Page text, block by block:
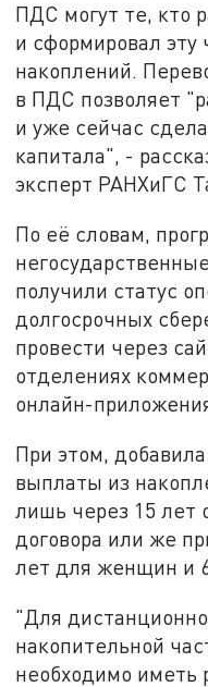
ПДС могут те, кто
и сформировал эту
накоплений.
в ПДС позволяет
и уже сейчас
капитала", -
эксперт РАНХиГС
По её словам,
получили статус
долгосрочных
провести через
отделениях
онлайн-
При этом,
выплаты из
лишь через 15 лет
договора или же
лет для женщин и
"Для
накопительной
необходимо иметь